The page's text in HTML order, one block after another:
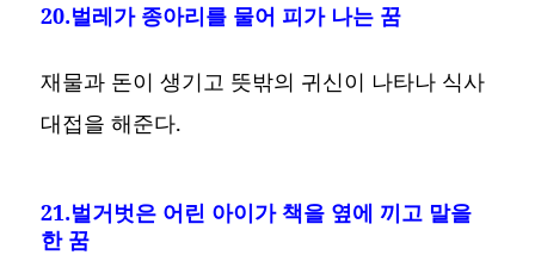
20.벌레가 종아리를 물어 피가 나는 꿈
재물과 돈이 생기고 뜻밖의 귀신이 나타나 식사
대접을 해준다.
21.벌거벗은 어린 아이가 책을 옆에 끼고 말을
한 꿈